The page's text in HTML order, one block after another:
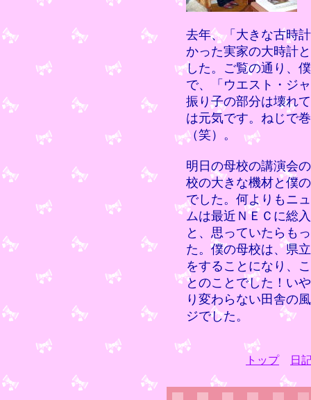
去年、「大きな古時
かった実家の大時計
した。ご覧の通り、
で、「ウエスト・ジ
振り子の部分は壊れ
は元気です。ねじで
（笑）。
明日の母校の講演会
校の大きな機材と僕
でした。何よりもニ
ムは最近ＮＥＣに総
と、思っていたらも
た。僕の母校は、県
をすることになり、
とのことでした！い
り変わらない田舎の
ジでした。
トップ 日